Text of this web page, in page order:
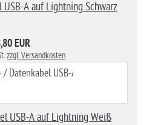
A auf Lightning Schwarz
EUR
zzgl. Versandkosten
USB-A auf Lightning Weiß